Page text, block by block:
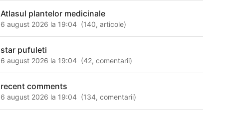
Atlasul plantelor medicinale
6 august 2026 la 19:04 (140,articole)
star pufuleti
6 august 2026 la 19:04 (42,comentarii)
recent comments
6 august 2026 la 19:04 (134,comentarii)